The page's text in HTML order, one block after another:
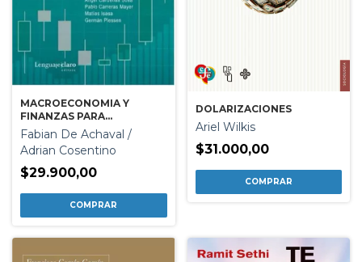
MACROECONOMIA Y
FINANZAS PARA
ECONOMIAS EMERGENTES
Fabian De Achaval /
Adrian Cosentino
$29.900,00
DOLARIZACIONES
Ariel Wilkis
$31.000,00